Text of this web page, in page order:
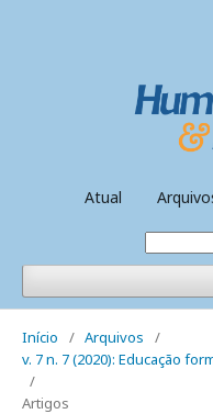
Atual
Início / Arquivos
/
v. 7 n. 7 (2020): Educação
/
Artigos